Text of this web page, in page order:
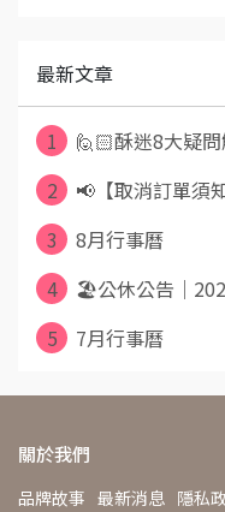
最新文章
1
🙋🏻酥迷8大疑
2
📢【取消訂單須
3
8月行事曆
4
🏖️公休公告｜
5
7月行事曆
關於我們
品牌故事 最新消息 隱私